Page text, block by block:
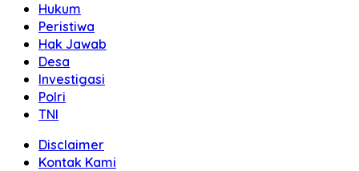
Hukum
Peristiwa
Hak Jawab
Desa
Investigasi
Polri
TNI
Disclaimer
Kontak Kami